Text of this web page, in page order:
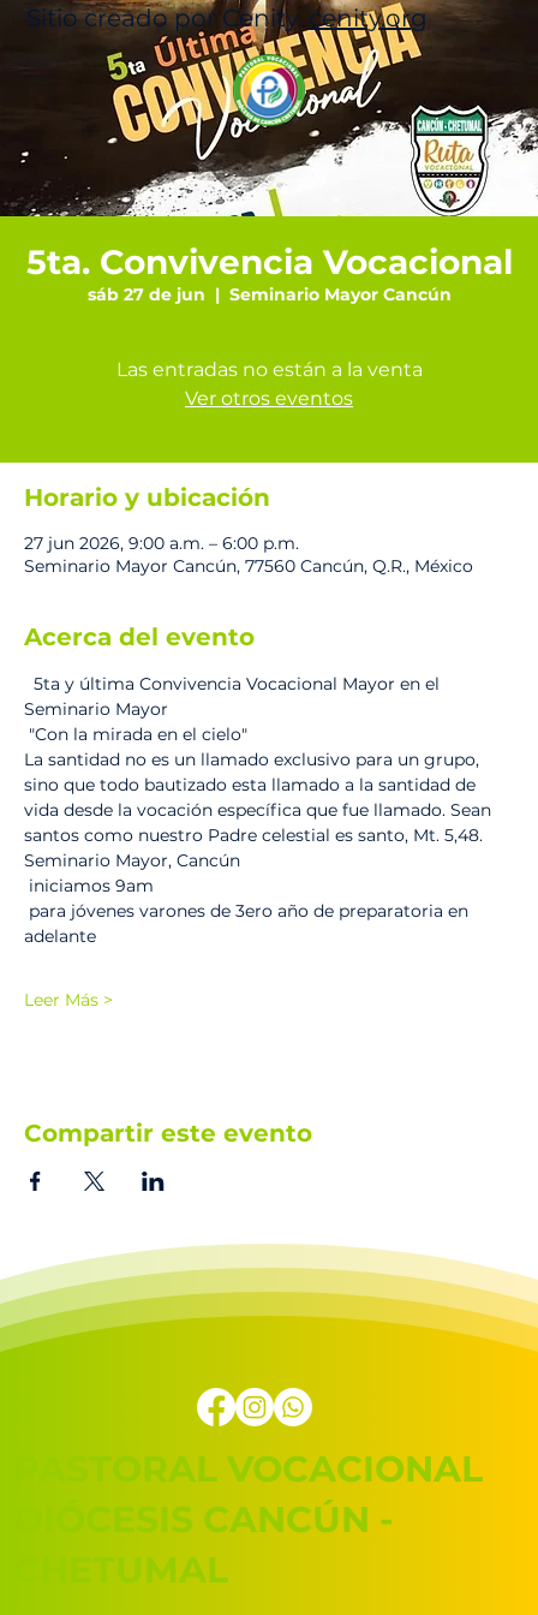
Sitio creado por Cenity. cenity.org
5ta. Convivencia Vocacional
sáb 27 de jun
  |
Seminario Mayor Cancún
Las entradas no están a la venta
Ver otros eventos
Horario y ubicación
27 jun 2026, 9:00 a.m. – 6:00 p.m.
Seminario Mayor Cancún, 77560 Cancún, Q.R., México
Acerca del evento
5ta y última Convivencia Vocacional Mayor en el
Seminario Mayor
"Con la mirada en el cielo"
La santidad no es un llamado exclusivo para un grupo,
sino que todo bautizado esta llamado a la santidad de
vida desde la vocación específica que fue llamado. Sean
santos como nuestro Padre celestial es santo, Mt. 5,48.
Seminario Mayor, Cancún
iniciamos 9am
para jóvenes varones de 3ero año de preparatoria en
adelante
Leer Más >
Compartir este evento
PASTORAL VOCACIONAL
DIÓCESIS CANCÚN -
CHETUMAL